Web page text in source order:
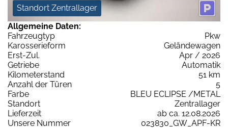
Standort Zentrallager
Allgemeine Daten:
Fahrzeugtyp
Pkw
Karosserieform
Geländewagen
Erst-Zul.
Apr / 2026
Getriebe
Automatik
Kilometerstand
51 km
Anzahl der Türen
5
Farbe
BLEU ECLIPSE /METAL
Standort
Zentrallager
Lieferzeit
ab ca. 12.08.2026
Unsere Nummer
023830_GW_APF-KR